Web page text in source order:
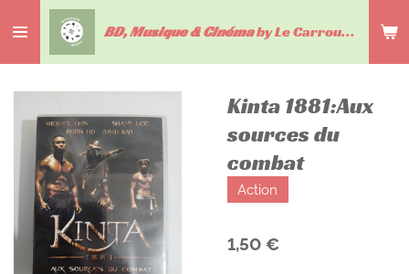
au
contenu
BD, Musique & Cinémaby Le Carrousel du livre
Kinta 1881:Aux
sources du
combat
Action
1,50 €